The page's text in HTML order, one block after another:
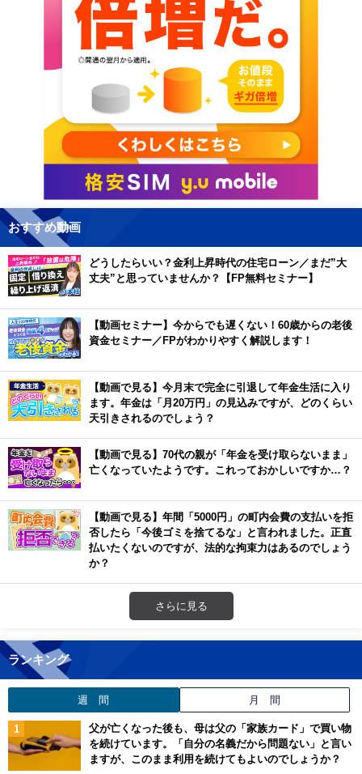
おすすめ動画
どうしたらいい？金利上昇時代の住宅ローン／まだ”大
丈夫”と思っていませんか？【FP無料セミナー】
【動画セミナー】今からでも遅くない！60歳からの老後
資金セミナー／FPがわかりやすく解説します！
【動画で見る】今月末で完全に引退して年金生活に入り
ます。年金は「月20万円」の見込みですが、どのくらい
天引きされるのでしょう？
【動画で見る】70代の親が「年金を受け取らないまま」
亡くなっていたようです。これっておかしいですか…？
【動画で見る】年間「5000円」の町内会費の支払いを拒
否したら「今後ゴミを捨てるな」と言われました。正直
払いたくないのですが、法的な拘束力はあるのでしょう
か？
さらに見る
ランキング
週 間 月 間
父が亡くなった後も、母は父の「家族カード」で買い物
を続けています。「自分の名義だから問題ない」と言い
ますが、このまま利用を続けてもよいのでしょうか？